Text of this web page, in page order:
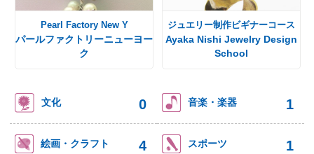
Pearl Factory New Y
パールファクトリーニューヨー
ク
ジュエリー制作ビギナーコース
Ayaka Nishi Jewelry Design
School
文化 0 音楽・楽器 1
絵画・クラフト 4 スポーツ 1